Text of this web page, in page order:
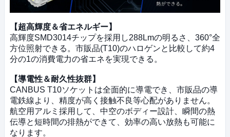
【超高輝度＆省エネルギー】
高輝度SMD3014チップを採用し288Lmの明るさ、360°全
方位照射できる。市販品(T10)のハロゲンと比較して約4
分の1の消費電力の省エネを実現できる。
【導電性＆耐久性抜群】
CANBUS T10ソケットは全面的に導電でき、市販品の導
電鉄線より、精度が高く接触不良等心配がありません。
航空用アルミ採用して、中空のボディー設計、瞬間の熱
伝導と短時間の排熱ができて、効率の高い放熱も可能に
なります。